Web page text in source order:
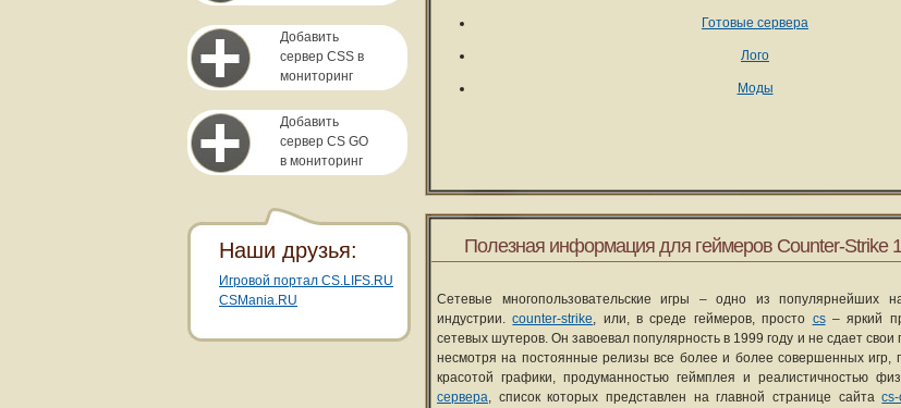
Добавить
сервер CSS в
мониторинг
Добавить
сервер CS GO
в мониторинг
Готовые сервера
Лого
Моды
Полезная информация для геймеров Counter-Strike
Сетевые многопользовательские игры – одно из популярнейших
индустрии.counter-strike, или, в среде геймеров, просто cs– яркий
сетевых шутеров. Он завоевал популярность в 1999 году и не сдает свои
несмотря на постоянные релизы все более и более совершенных игр,
красотой графики, продуманностью геймплея и реалистичностью
сервера, список которых представлен на главной странице сайта
Наши друзья:
Игровой портал CS.LIFS.RU
CSMania.RU